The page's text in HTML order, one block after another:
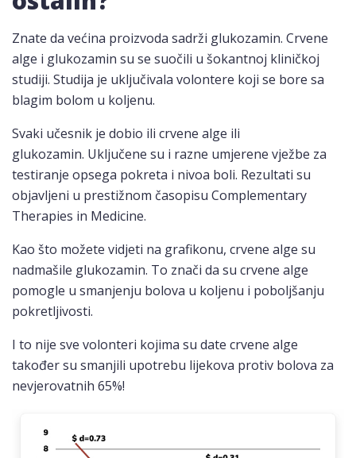
Znate da većina proizvoda sadrži glukozamin. Crvene
alge i glukozamin su se suočili u šokantnoj kliničkoj
studiji. Studija je uključivala volontere koji se bore sa
blagim bolom u koljenu.
Svaki učesnik je dobio ili crvene alge ili
glukozamin. Uključene su i razne umjerene vježbe za
testiranje opsega pokreta i nivoa boli. Rezultati su
objavljeni u prestižnom časopisu Complementary
Therapies in Medicine.
Kao što možete vidjeti na grafikonu, crvene alge su
nadmašile glukozamin. To znači da su crvene alge
pomogle u smanjenju bolova u koljenu i poboljšanju
pokretljivosti.
I to nije sve volonteri kojima su date crvene alge
također su smanjili upotrebu lijekova protiv bolova za
nevjerovatnih 65%!